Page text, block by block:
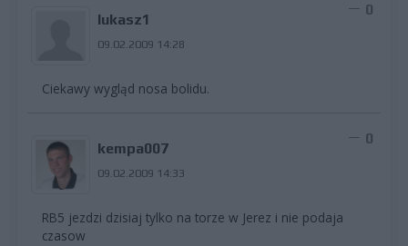
lukasz1
09.02.2009 14:28
0
Ciekawy wygląd nosa bolidu.
kempa007
09.02.2009 14:33
0
RB5 jezdzi dzisiaj tylko na torze w Jerez i nie podaja
czasow